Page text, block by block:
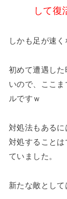
して復
しかも足が速
初めて遭遇し
いので、ここ
ルですｗ
対処法もある
対処すること
ていました。
新たな敵として